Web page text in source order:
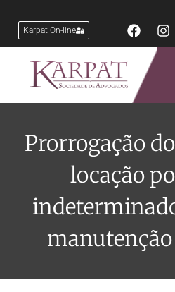
Karpat On-line
Prorrogação
locação